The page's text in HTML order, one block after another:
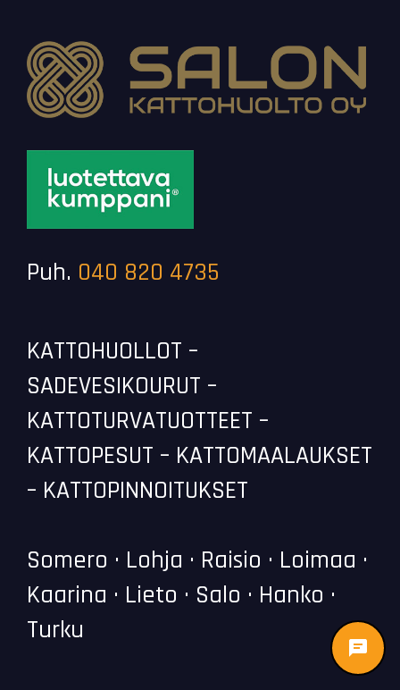
Puh. 040 820 4735
KATTOHUOLLOT –
SADEVESIKOURUT –
KATTOTURVATUOTTEET –
KATTOPESUT – KATTOMAALAUKSET
– KATTOPINNOITUKSET
Somero · Lohja · Raisio · Loimaa ·
Kaarina · Lieto · Salo · Hanko ·
Turku